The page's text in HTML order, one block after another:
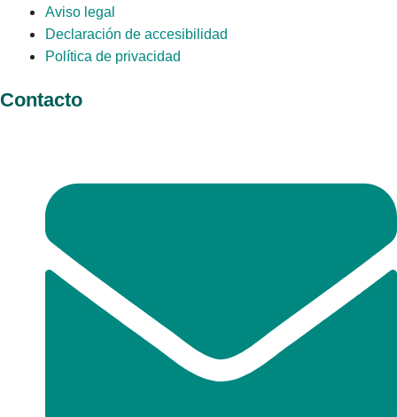
Aviso legal
Declaración de accesibilidad
Política de privacidad
Contacto